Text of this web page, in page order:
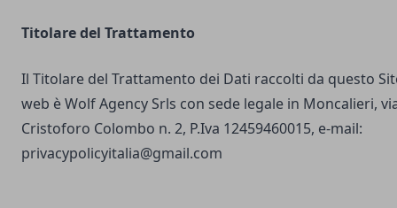
Titolare del Trattamento
Il Titolare del Trattamento dei Dati raccolti da questo
web è Wolf Agency Srls con sede legale in Moncalieri,
Cristoforo Colombo n. 2, P.Iva 12459460015, e-mail:
privacypolicyitalia@gmail.com